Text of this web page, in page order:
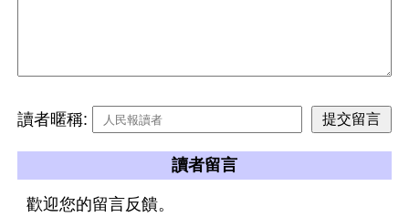
讀者暱稱:
讀者留言
歡迎您的留言反饋。